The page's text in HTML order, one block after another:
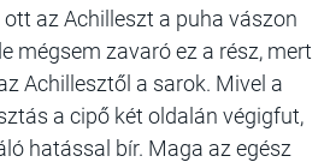
az Achilleszt a puha vászon
mégsem zavaró ez a rész, mert
Achillesztől a sarok. Mivel a
a cipő két oldalán végigfut,
hatással bír. Maga az egész